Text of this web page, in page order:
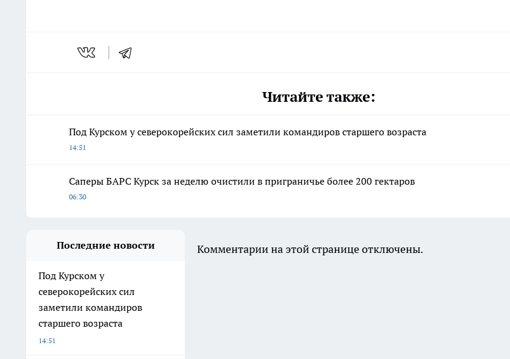
Читайте также:
Под Курском у северокорейских сил заметили командиров старшего возраста
14:51
Саперы БАРС Курск за неделю очистили в приграничье более 200 гектаров
06:30
Последние новости
Под Курском у
северокорейских сил
заметили командиров
старшего возраста
14:51
Комментарии на этой странице отключены.